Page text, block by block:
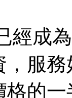
經成
服
的